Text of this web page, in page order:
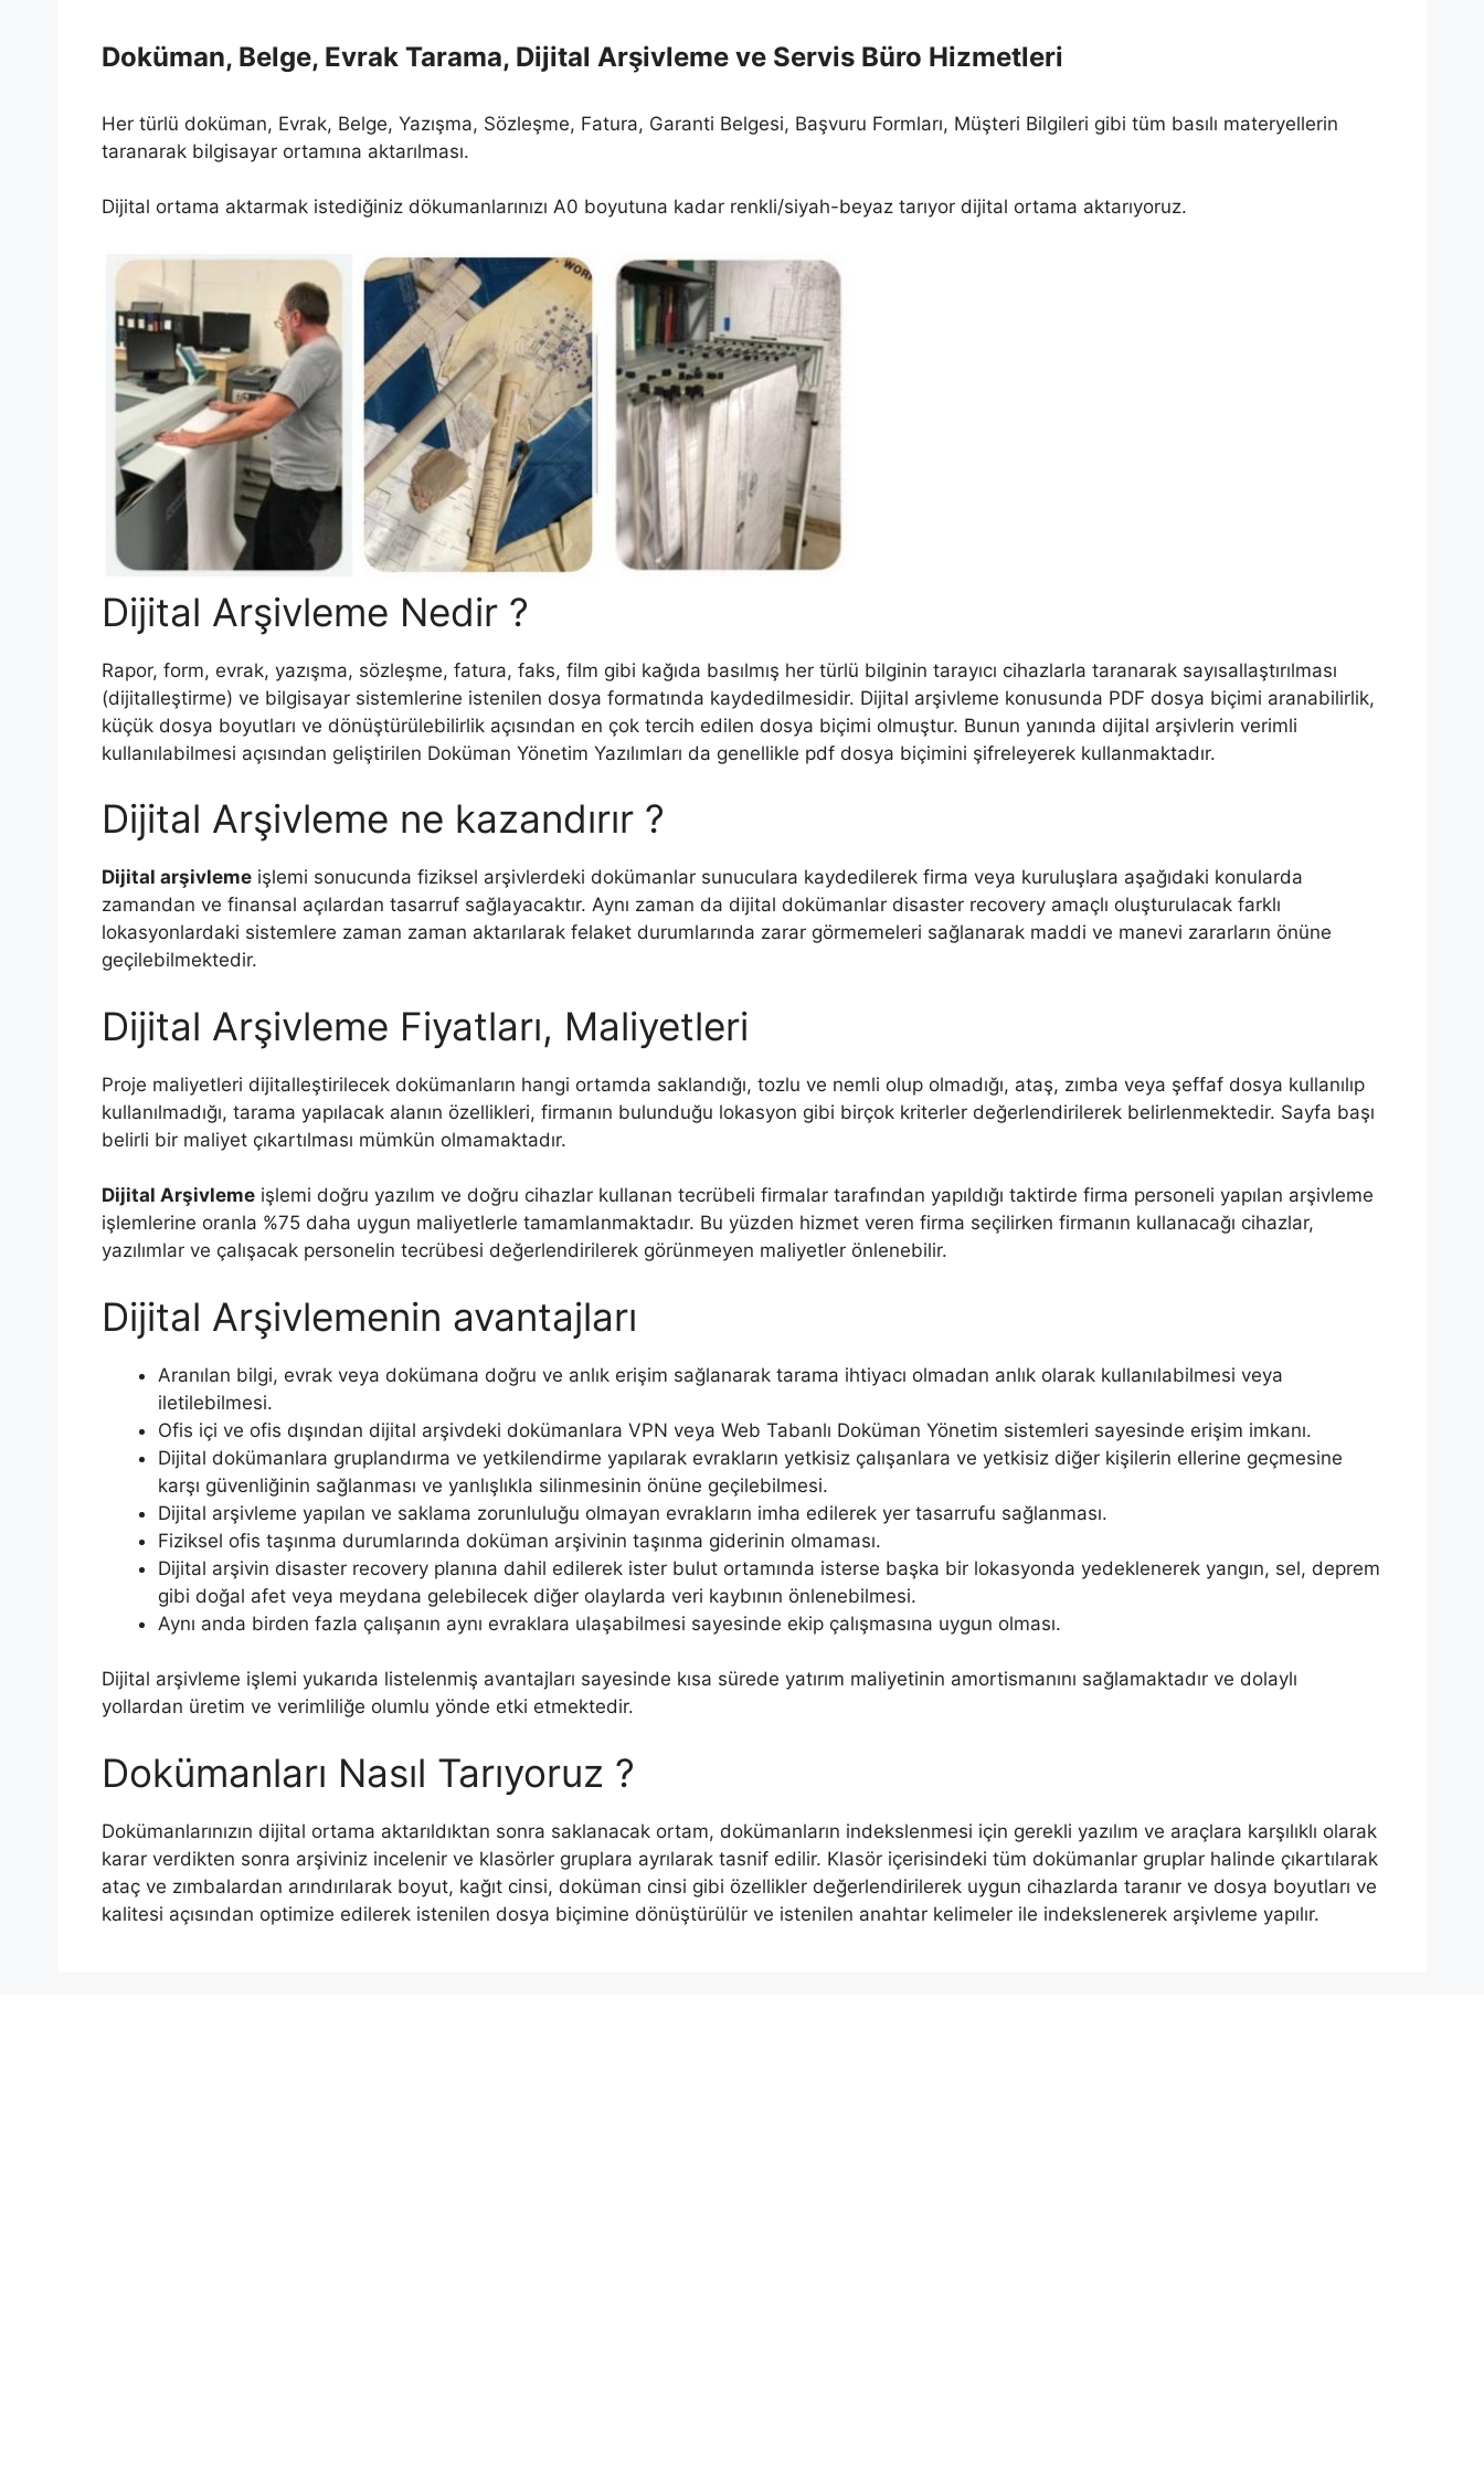
Doküman, Belge, Evrak Tarama, Dijital Arşivleme ve Servis Büro Hizmetleri
Her türlü doküman, Evrak, Belge, Yazışma, Sözleşme, Fatura, Garanti Belgesi, Başvuru Formları, Müşteri Bilgileri gibi tüm basılı materyellerin
taranarak bilgisayar ortamına aktarılması.
Dijital ortama aktarmak istediğiniz dökumanlarınızı A0 boyutuna kadar renkli/siyah-beyaz tarıyor dijital ortama aktarıyoruz.
Dijital Arşivleme Nedir ?
Rapor, form, evrak, yazışma, sözleşme, fatura, faks, film gibi kağıda basılmış her türlü bilginin tarayıcı cihazlarla taranarak sayısallaştırılması
(dijitalleştirme) ve bilgisayar sistemlerine istenilen dosya formatında kaydedilmesidir. Dijital arşivleme konusunda PDF dosya biçimi aranabilirlik,
küçük dosya boyutları ve dönüştürülebilirlik açısından en çok tercih edilen dosya biçimi olmuştur. Bunun yanında dijital arşivlerin verimli
kullanılabilmesi açısından geliştirilen Doküman Yönetim Yazılımları da genellikle pdf dosya biçimini şifreleyerek kullanmaktadır.
Dijital Arşivleme ne kazandırır ?
Dijital arşivleme işlemi sonucunda fiziksel arşivlerdeki dokümanlar sunuculara kaydedilerek firma veya kuruluşlara aşağıdaki konularda
zamandan ve finansal açılardan tasarruf sağlayacaktır. Aynı zaman da dijital dokümanlar disaster recovery amaçlı oluşturulacak farklı
lokasyonlardaki sistemlere zaman zaman aktarılarak felaket durumlarında zarar görmemeleri sağlanarak maddi ve manevi zararların önüne
geçilebilmektedir.
Dijital Arşivleme Fiyatları, Maliyetleri
Proje maliyetleri dijitalleştirilecek dokümanların hangi ortamda saklandığı, tozlu ve nemli olup olmadığı, ataş, zımba veya şeffaf dosya kullanılıp
kullanılmadığı, tarama yapılacak alanın özellikleri, firmanın bulunduğu lokasyon gibi birçok kriterler değerlendirilerek belirlenmektedir. Sayfa başı
belirli bir maliyet çıkartılması mümkün olmamaktadır.
Dijital Arşivleme işlemi doğru yazılım ve doğru cihazlar kullanan tecrübeli firmalar tarafından yapıldığı taktirde firma personeli yapılan arşivleme
işlemlerine oranla %75 daha uygun maliyetlerle tamamlanmaktadır. Bu yüzden hizmet veren firma seçilirken firmanın kullanacağı cihazlar,
yazılımlar ve çalışacak personelin tecrübesi değerlendirilerek görünmeyen maliyetler önlenebilir.
Dijital Arşivlemenin avantajları
Aranılan bilgi, evrak veya dokümana doğru ve anlık erişim sağlanarak tarama ihtiyacı olmadan anlık olarak kullanılabilmesi veya
iletilebilmesi.
Ofis içi ve ofis dışından dijital arşivdeki dokümanlara VPN veya Web Tabanlı Doküman Yönetim sistemleri sayesinde erişim imkanı.
Dijital dokümanlara gruplandırma ve yetkilendirme yapılarak evrakların yetkisiz çalışanlara ve yetkisiz diğer kişilerin ellerine geçmesine
karşı güvenliğinin sağlanması ve yanlışlıkla silinmesinin önüne geçilebilmesi.
Dijital arşivleme yapılan ve saklama zorunluluğu olmayan evrakların imha edilerek yer tasarrufu sağlanması.
Fiziksel ofis taşınma durumlarında doküman arşivinin taşınma giderinin olmaması.
Dijital arşivin disaster recovery planına dahil edilerek ister bulut ortamında isterse başka bir lokasyonda yedeklenerek yangın, sel, deprem
gibi doğal afet veya meydana gelebilecek diğer olaylarda veri kaybının önlenebilmesi.
Aynı anda birden fazla çalışanın aynı evraklara ulaşabilmesi sayesinde ekip çalışmasına uygun olması.
Dijital arşivleme işlemi yukarıda listelenmiş avantajları sayesinde kısa sürede yatırım maliyetinin amortismanını sağlamaktadır ve dolaylı
yollardan üretim ve verimliliğe olumlu yönde etki etmektedir.
Dokümanları Nasıl Tarıyoruz ?
Dokümanlarınızın dijital ortama aktarıldıktan sonra saklanacak ortam, dokümanların indekslenmesi için gerekli yazılım ve araçlara karşılıklı olarak
karar verdikten sonra arşiviniz incelenir ve klasörler gruplara ayrılarak tasnif edilir. Klasör içerisindeki tüm dokümanlar gruplar halinde çıkartılarak
ataç ve zımbalardan arındırılarak boyut, kağıt cinsi, doküman cinsi gibi özellikler değerlendirilerek uygun cihazlarda taranır ve dosya boyutları ve
kalitesi açısından optimize edilerek istenilen dosya biçimine dönüştürülür ve istenilen anahtar kelimeler ile indekslenerek arşivleme yapılır.